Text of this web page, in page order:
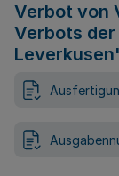
Verbot von
Verbots